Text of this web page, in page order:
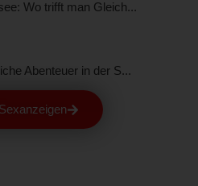
Wo trifft man Gleich...
Abenteuer in der S...